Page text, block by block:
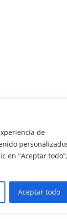
de
en "Aceptar todo",
Aceptar todo